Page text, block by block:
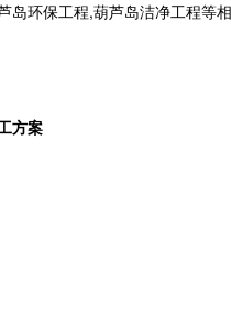
岛环保工程,葫芦岛洁净工程等
方案